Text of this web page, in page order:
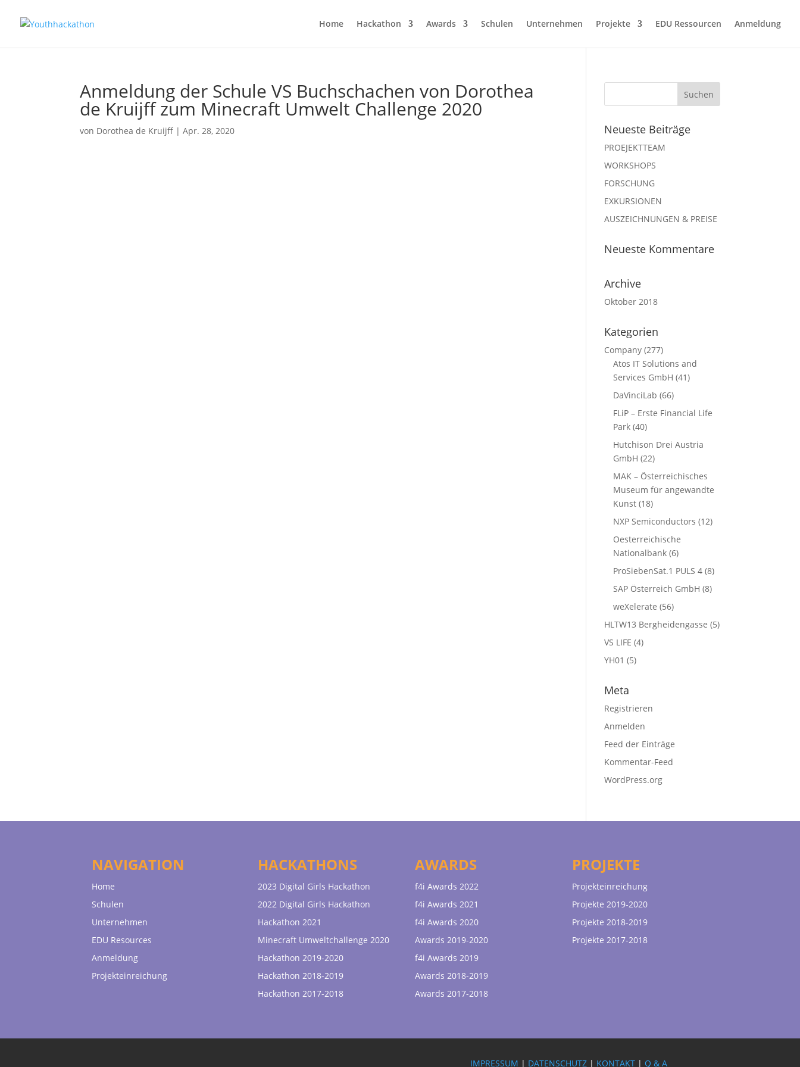
Home Hackathon Awards Schulen Unternehmen Projekte EDU Ressourcen Anmeldung
Anmeldung der Schule VS Buchschachen von Dorothea
de Kruijff zum Minecraft Umwelt Challenge 2020
von Dorothea de Kruijff |Apr. 28, 2020 Neueste Beiträge
PROEJEKTTEAM
WORKSHOPS
FORSCHUNG
EXKURSIONEN
AUSZEICHNUNGEN & PREISE
Neueste Kommentare
Archive
Oktober 2018
Kategorien
Company (277)
Atos IT Solutions and
Services GmbH (41)
DaVinciLab (66)
FLiP – Erste Financial Life
Park (40)
Hutchison Drei Austria
GmbH (22)
MAK – Österreichisches
Museum für angewandte
Kunst (18)
NXP Semiconductors (12)
Oesterreichische
Nationalbank (6)
ProSiebenSat.1 PULS 4 (8)
SAP Österreich GmbH (8)
weXelerate (56)
HLTW13 Bergheidengasse (5)
VS LIFE (4)
YH01 (5)
Meta
Registrieren
Anmelden
Feed der Einträge
Kommentar-Feed
WordPress.org
NAVIGATION
Home
Schulen
Unternehmen
EDU Resources
Anmeldung
Projekteinreichung
HACKATHONS
2023 Digital Girls Hackathon
2022 Digital Girls Hackathon
Hackathon 2021
Minecraft Umweltchallenge 2020
Hackathon 2019-2020
Hackathon 2018-2019
Hackathon 2017-2018
AWARDS
f4i Awards 2022
f4i Awards 2021
f4i Awards 2020
Awards 2019-2020
f4i Awards 2019
Awards 2018-2019
Awards 2017-2018
PROJEKTE
Projekteinreichung
Projekte 2019-2020
Projekte 2018-2019
Projekte 2017-2018
IMPRESSUM | DATENSCHUTZ | KONTAKT | Q & A